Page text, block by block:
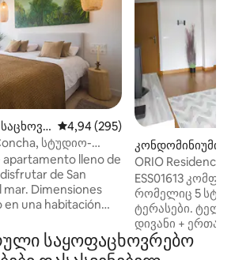
საშუალო შეფასებაა 5‑დან
4,94 (295)
სტუდიო-
lleno de
de San
una habitación
con un sofá super
modernos, una
კონდომინიუმი
ORIO
პარკინგი
ESS01613
რომელიც 5
ტერასები.
დივანი +
ტერასა.
ოთახი
საყოფაცხოვრებო